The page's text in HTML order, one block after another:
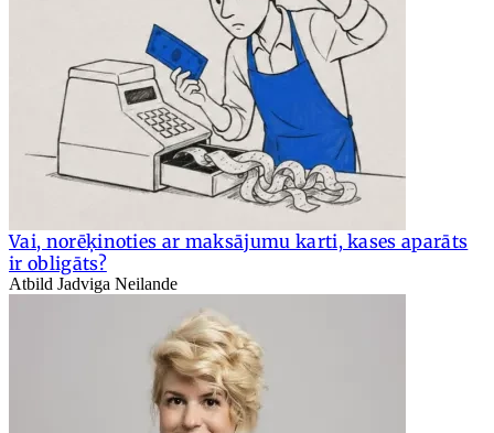
Vai, norēķinoties ar maksājumu karti, kases aparāts
ir obligāts?
Atbild Jadviga Neilande